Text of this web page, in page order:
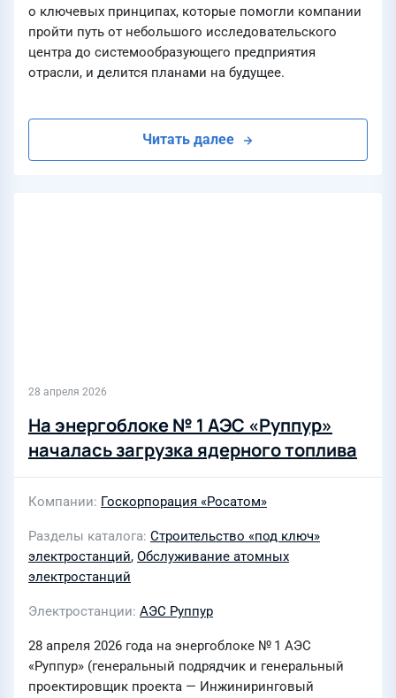
о ключевых принципах, которые помогли компании
пройти путь от небольшого исследовательского
центра до системообразующего предприятия
отрасли, и делится планами на будущее.
Читать далее
28 апреля 2026
На энергоблоке № 1 АЭС «Руппур»
началась загрузка ядерного топлива
Компании Госкорпорация «Росатом»
Разделы каталога Строительство «под ключ»
электростанций, Обслуживание атомных
электростанций
Электростанции АЭС Руппур
28 апреля 2026 года на энергоблоке № 1 АЭС
«Руппур» (генеральный подрядчик и генеральный
проектировщик проекта — Инжиниринговый